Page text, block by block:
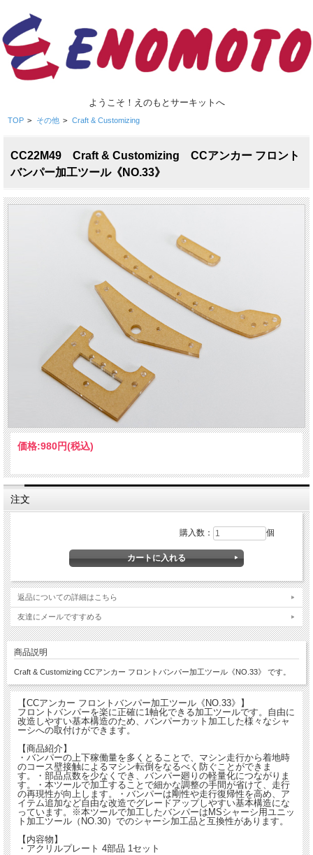
ようこそ！えのもとサーキットへ
TOP > その他 > Craft & Customizing
CC22M49 Craft & Customizing CCアンカー フロント
バンパー加工ツール《NO.33》
価格:980円(税込)
注文
購入数： 個
返品についての詳細はこちら
友達にメールですすめる
商品説明
Craft & Customizing CCアンカー フロントバンパー加工ツール《NO.33》 です。
【CCアンカー フロントバンパー加工ツール《NO.33》】
フロントバンパーを楽に正確に1軸化できる加工ツールです。自由に
改造しやすい基本構造のため、バンパーカット加工した様々なシャ
ーシへの取付けができます。
【商品紹介】
・バンパーの上下稼働量を多くとることで、マシン走行から着地時
のコース壁接触によるマシン転倒をなるべく防ぐことができま
す。・部品点数を少なくでき、バンパー廻りの軽量化につながりま
す。・本ツールで加工することで細かな調整の手間が省けて、走行
の再現性が向上します。・バンパーは剛性や走行復帰性を高め、ア
イテム追加など自由な改造でグレードアップしやすい基本構造にな
っています。※本ツールで加工したバンパーはMSシャーシ用ユニッ
ト加工ツール（NO.30）でのシャーシ加工品と互換性があります。
【内容物】
・アクリルプレート 4部品 1セット